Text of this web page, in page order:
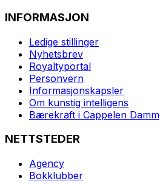
INFORMASJON
Ledige stillinger
Nyhetsbrev
Royaltyportal
Personvern
Informasjonskapsler
Om kunstig intelligens
Bærekraft i Cappelen Damm
NETTSTEDER
Agency
Bokklubber